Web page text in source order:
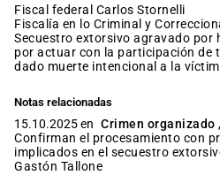
fiscal federal Carlos Stornelli
Fiscalía en lo Criminal y
secuestro extorsivo agravado por haberse cobrado el rescate
por actuar con la participación de
dado muerte intencional a la
Notas relacionadas
15.10.2025 en Crimen organizado ,
Confirman el procesamiento con
implicados en el secuestro
Gastón Tallone